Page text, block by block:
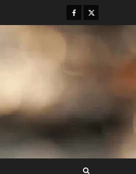
Facebook
Twitter